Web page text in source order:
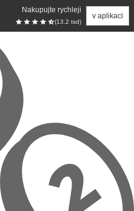
Nakupujte rychleji
(13.2 tsd)
v aplikaci